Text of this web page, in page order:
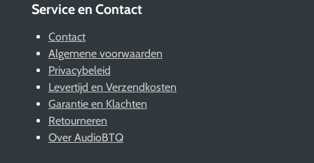
Service en Contact
Contact
Algemene voorwaarden
Privacybeleid
Levertijd en Verzendkosten
Garantie en Klachten
Retourneren
Over AudioBTQ